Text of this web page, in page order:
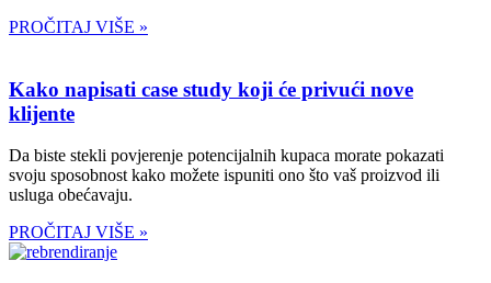
PROČITAJ VIŠE »
Kako napisati case study koji će privući nove
klijente
Da biste stekli povjerenje potencijalnih kupaca morate pokazati
svoju sposobnost kako možete ispuniti ono što vaš proizvod ili
usluga obećavaju.
PROČITAJ VIŠE »